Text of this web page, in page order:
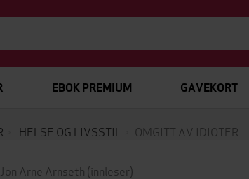
EBOK PREMIUM GAVEKORT
HELSE OG LIVSSTIL OMGITT AV IDIOTER
Jon Arne Arnseth (innleser)